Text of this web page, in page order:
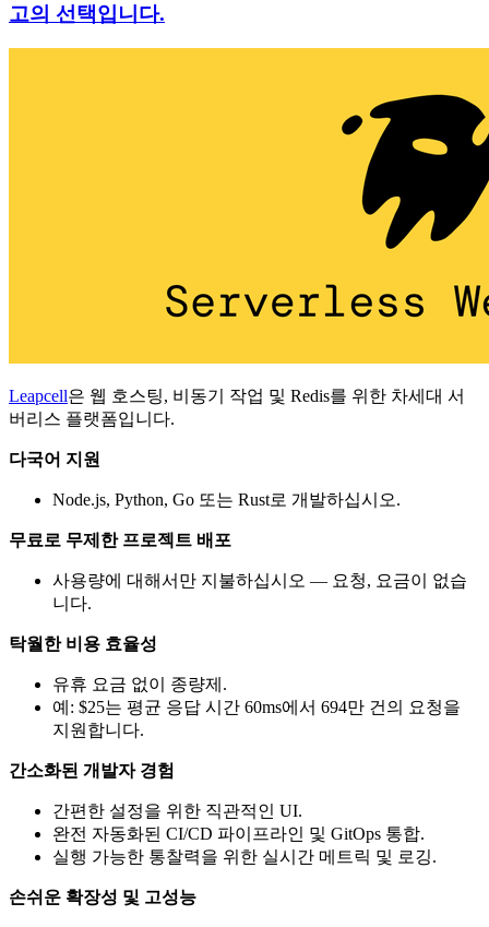
고의 선택입니다.
Leapcell은 웹 호스팅, 비동기 작업 및 Redis를 위한 차세대 서
버리스 플랫폼입니다.
다국어 지원
Node.js, Python, Go 또는 Rust로 개발하십시오.
무료로 무제한 프로젝트 배포
사용량에 대해서만 지불하십시오 — 요청, 요금이 없습
니다.
탁월한 비용 효율성
유휴 요금 없이 종량제.
예: $25는 평균 응답 시간 60ms에서 694만 건의 요청을
지원합니다.
간소화된 개발자 경험
간편한 설정을 위한 직관적인 UI.
완전 자동화된 CI/CD 파이프라인 및 GitOps 통합.
실행 가능한 통찰력을 위한 실시간 메트릭 및 로깅.
손쉬운 확장성 및 고성능